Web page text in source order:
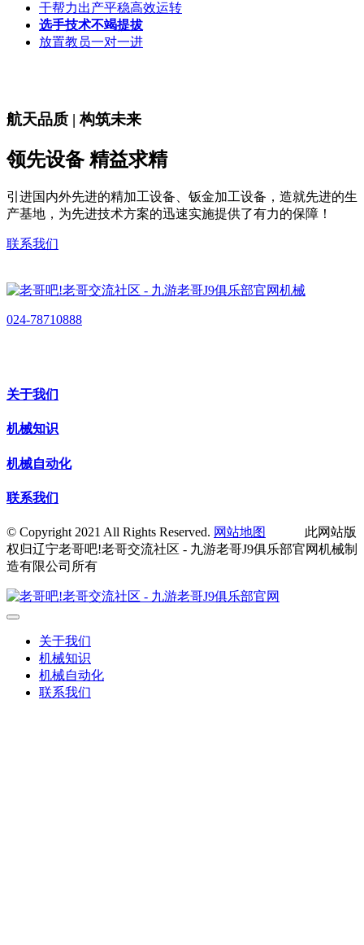
干帮力出产平稳高效运转
选手技术不竭提拔
放置教员一对一进
航天品质 | 构筑未来
领先设备 精益求精
引进国内外先进的精加工设备、钣金加工设备，造就先进的生
产基地，为先进技术方案的迅速实施提供了有力的保障！
联系我们
024-78710888
关于我们
机械知识
机械自动化
联系我们
© Copyright 2021 All Rights Reserved. 网站地图
此网站版
权归辽宁老哥吧!老哥交流社区 - 九游老哥J9俱乐部官网机械制
造有限公司所有
关于我们
机械知识
机械自动化
联系我们